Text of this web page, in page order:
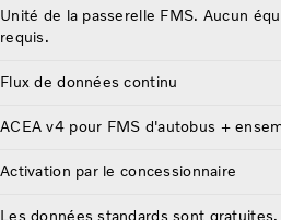
Unité de la passerelle FMS. Aucun
requis.
Flux de données continu
ACEA v4 pour FMS d'autobus +
Activation par le concessionnaire
Les données standards sont